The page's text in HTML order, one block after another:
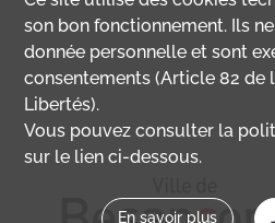
son bon fonctionnement. Ils
donnée personnelle et sont
consentements (Article 82 de
Libertés).
Vous pouvez consulter la
sur le lien ci-dessous.
En savoir plus